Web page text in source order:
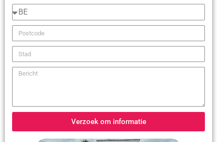
Verzoek om informatie